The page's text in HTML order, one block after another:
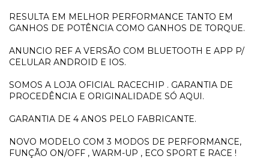
RESULTA EM MELHOR PERFORMANCE TANTO EM
GANHOS DE POTÊNCIA COMO GANHOS DE TORQUE.
ANUNCIO REF A VERSÃO COM BLUETOOTH E APP P/
CELULAR ANDROID E IOS.
SOMOS A LOJA OFICIAL RACECHIP . GARANTIA DE
PROCEDÊNCIA E ORIGINALIDADE SÓ AQUI.
GARANTIA DE 4 ANOS PELO FABRICANTE.
NOVO MODELO COM 3 MODOS DE PERFORMANCE,
FUNÇÃO ON/OFF , WARM-UP , ECO SPORT E RACE !